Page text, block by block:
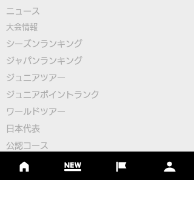
​ニュース
大会情報
シーズンランキング
ジャパンランキング
ジュニアツアー
ジュニアポイントランク
​ワールドツアー
​​日本代表
公認コース
​その他のコース
​フットゴルフコース導入について